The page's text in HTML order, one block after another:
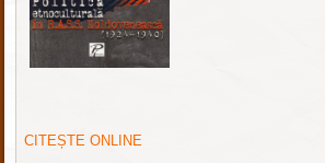
CITEȘTE ONLINE